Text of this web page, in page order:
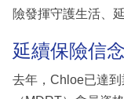
險發揮守護生活、
延續保險信念
去年，Chloe已達